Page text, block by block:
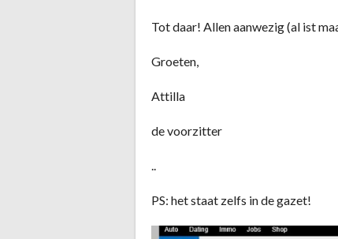
Tot daar! Allen aanwezig (al ist
Groeten,
Attilla
de voorzitter
PS: het staat zelfs in de gazet!